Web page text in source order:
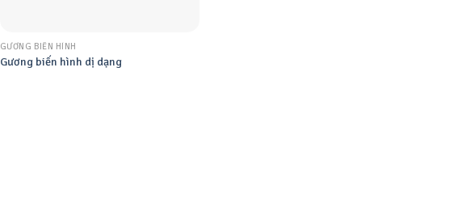
GƯƠNG BIẾN HÌNH
Gương biến hình dị dạng